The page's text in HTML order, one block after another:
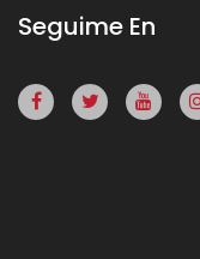
Seguime En